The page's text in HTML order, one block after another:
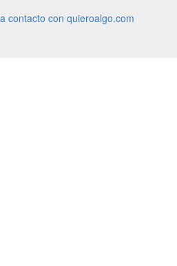
contacto con quieroalgo.com